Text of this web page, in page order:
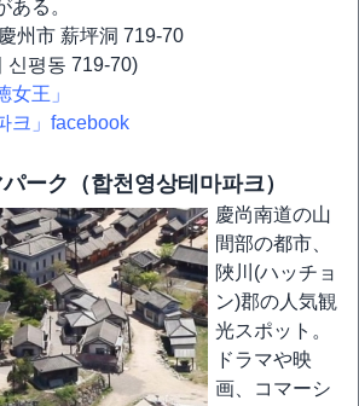
ある。
州市 薪坪洞 719-70
평동 719-70)
女王」
크」facebook
ーク（합천영상테마파크）
慶尚南道の山
間部の都市、
陜川(ハッチョ
ン)郡の人気観
光スポット。
ドラマや映
画、コマーシ